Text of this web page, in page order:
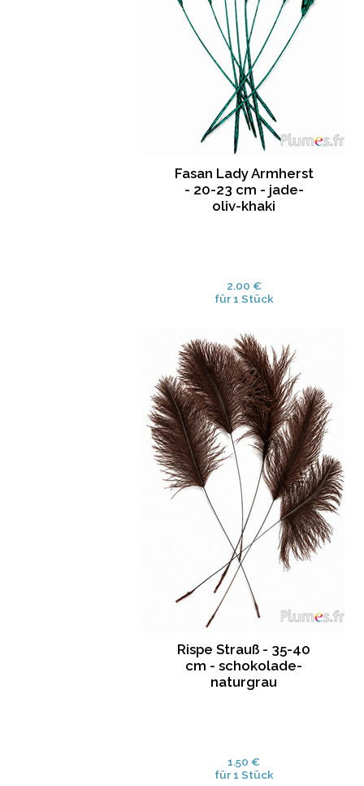
Fasan Lady Armherst
- 20-23 cm - jade-
oliv-khaki
2.00 €
für 1 Stück
Rispe Strauß - 35-40
cm - schokolade-
naturgrau
1.50 €
für 1 Stück